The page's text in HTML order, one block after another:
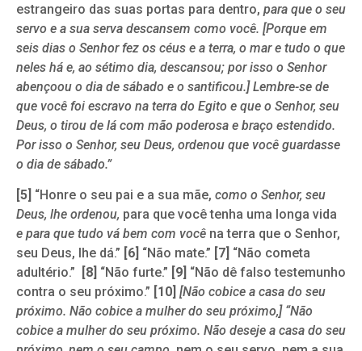
estrangeiro das suas portas para dentro, para que o seu
servo e a sua serva descansem como você. [Porque em
seis dias o Senhor fez os céus e a terra, o mar e tudo o que
neles há e, ao sétimo dia, descansou; por isso o Senhor
abençoou o dia de sábado e o santificou.] Lembre-se de
que você foi escravo na terra do Egito e que o Senhor, seu
Deus, o tirou de lá com mão poderosa e braço estendido.
Por isso o Senhor, seu Deus, ordenou que você guardasse
o dia de sábado.”
[5] “Honre o seu pai e a sua mãe, como o Senhor, seu
Deus, lhe ordenou, para que você tenha uma longa vida
e para que tudo vá bem com você na terra que o Senhor,
seu Deus, lhe dá.” [6] “Não mate.” [7] “Não cometa
adultério.”
[8] “Não furte.” [9] “Não dê falso testemunho
contra o seu próximo.” [10] [Não cobice a casa do seu
próximo. Não cobice a mulher do seu próximo,] “Não
cobice a mulher do seu próximo. Não deseje a casa do seu